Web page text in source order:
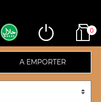
0
A EMPORTER